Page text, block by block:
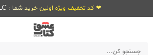
❤ کد تخفیف ویژه اولین خرید شما : KLC ❤